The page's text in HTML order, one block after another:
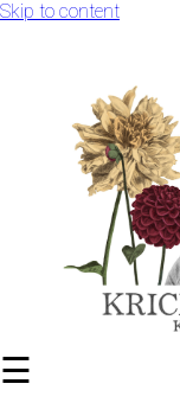
Skip to content
☰